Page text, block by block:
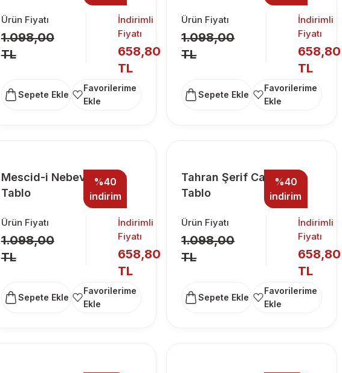
Ürün Fiyatı
1.098,00
TL
İndirimli
Fiyatı
658,80
TL
Sepete Ekle
Ürün Fiyatı
1.098,00
TL
İndirimli
Fiyatı
658,80
TL
Sepete Ekle
%40
indirim
Mescid-i Nebevî Cam
Tablo
Ürün Fiyatı
1.098,00
TL
İndirimli
Fiyatı
658,80
TL
Sepete Ekle
%40
indirim
Tahran Şerif Camii Cam
Tablo
Ürün Fiyatı
1.098,00
TL
İndirimli
Fiyatı
658,80
TL
Sepete Ekle